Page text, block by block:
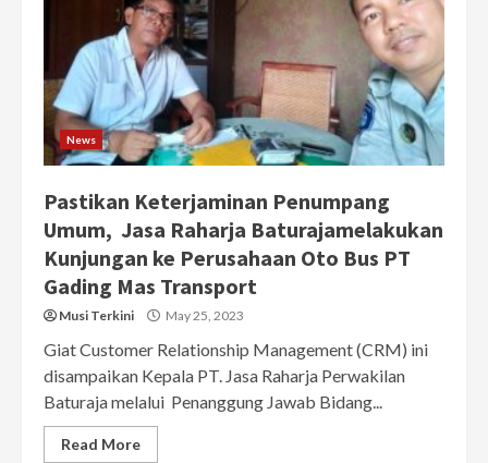
News
Pastikan Keterjaminan Penumpang
Umum, Jasa Raharja Baturajamelakukan
Kunjungan ke Perusahaan Oto Bus PT
Gading Mas Transport
Musi Terkini May 25, 2023
Giat Customer Relationship Management (CRM) ini
disampaikan Kepala PT. Jasa Raharja Perwakilan
Baturaja melalui Penanggung Jawab Bidang...
Read More